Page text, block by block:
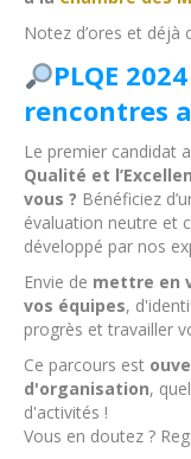
Notez d’ores et déjà
PLQE
rencontres
Le premier candidat
Qualité et
vous ? Bénéficiez
évaluation neutre et
développé par nos
Envie de mettre en
vos équipes,
progrès et travailler
Ce parcours est
d'organisation,
d'activités !
Vous en doutez ?